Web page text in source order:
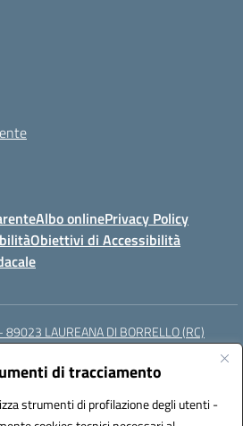
di tracciamento
strumenti di profilazione degli utenti -
Albo onlinePrivacy Policy
Obiettivi di Accessibilità
89023 LAUREANA DI BORRELLO (RC)
rcic84800t@pec.istruzione.it